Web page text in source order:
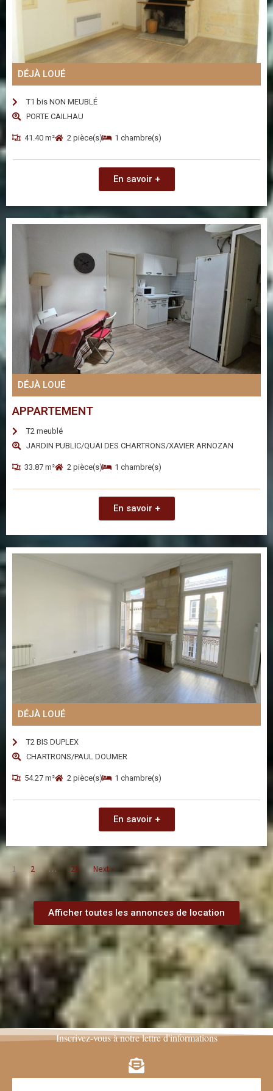
DÉJÀ LOUÉ
T1 bis NON MEUBLÉ
PORTE CAILHAU
41.40 m² 2 pièce(s) 1 chambre(s)
En savoir +
DÉJÀ LOUÉ
APPARTEMENT
T2 meublé
JARDIN PUBLIC/QUAI DES CHARTRONS/XAVIER ARNOZAN
33.87 m² 2 pièce(s) 1 chambre(s)
En savoir +
DÉJÀ LOUÉ
T2 BIS DUPLEX
CHARTRONS/PAUL DOUMER
54.27 m² 2 pièce(s) 1 chambre(s)
En savoir +
1 2 … 28 Next »
Afficher toutes les annonces de location
Inscrivez-vous à notre lettre d'informations